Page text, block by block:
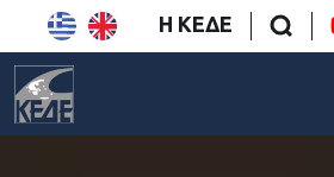
Η ΚΕΔΕ